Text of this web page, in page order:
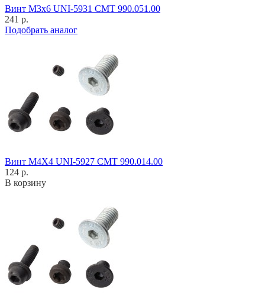
Винт M3x6 UNI-5931 CMT 990.051.00
241 р.
Подобрать аналог
Винт M4X4 UNI-5927 CMT 990.014.00
124 р.
В корзину